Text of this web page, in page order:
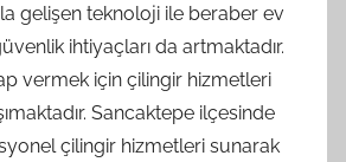
gelişen teknoloji ile beraber ev
ihtiyaçları da artmaktadır.
vermek için çilingir hizmetleri
Sancaktepe ilçesinde
çilingir hizmetleri sunarak